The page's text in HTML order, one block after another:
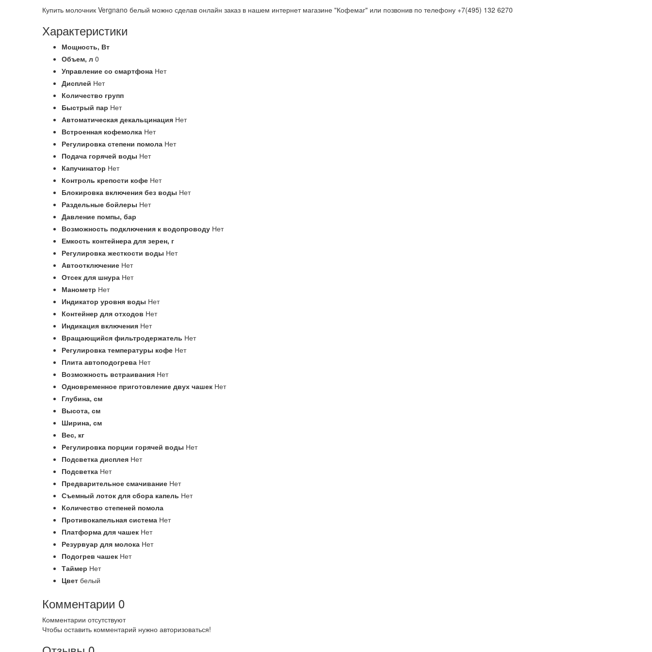
Купить молочник Vergnano белый можно сделав онлайн заказ в нашем интернет магазине "Кофемаг" или позвонив по телефону +7(495) 132 6270
Характеристики
Мощность, Вт
Объем, л 0
Управление со смартфона Нет
Дисплей Нет
Количество групп
Быстрый пар Нет
Автоматическая декальцинация Нет
Встроенная кофемолка Нет
Регулировка степени помола Нет
Подача горячей воды Нет
Капучинатор Нет
Контроль крепости кофе Нет
Блокировка включения без воды Нет
Раздельные бойлеры Нет
Давление помпы, бар
Возможность подключения к водопроводу Нет
Емкость контейнера для зерен, г
Регулировка жесткости воды Нет
Автоотключение Нет
Отсек для шнура Нет
Манометр Нет
Индикатор уровня воды Нет
Контейнер для отходов Нет
Индикация включения Нет
Вращающийся фильтродержатель Нет
Регулировка температуры кофе Нет
Плита автоподогрева Нет
Возможность встраивания Нет
Одновременное приготовление двух чашек Нет
Глубина, см
Высота, см
Ширина, см
Вес, кг
Регулировка порции горячей воды Нет
Подсветка дисплея Нет
Подсветка Нет
Предварительное смачивание Нет
Съемный лоток для сбора капель Нет
Количество степеней помола
Противокапельная система Нет
Платформа для чашек Нет
Резурвуар для молока Нет
Подогрев чашек Нет
Таймер Нет
Цвет белый
Комментарии 0
Комментарии отсутствуют
Чтобы оставить комментарий нужно авторизоваться!